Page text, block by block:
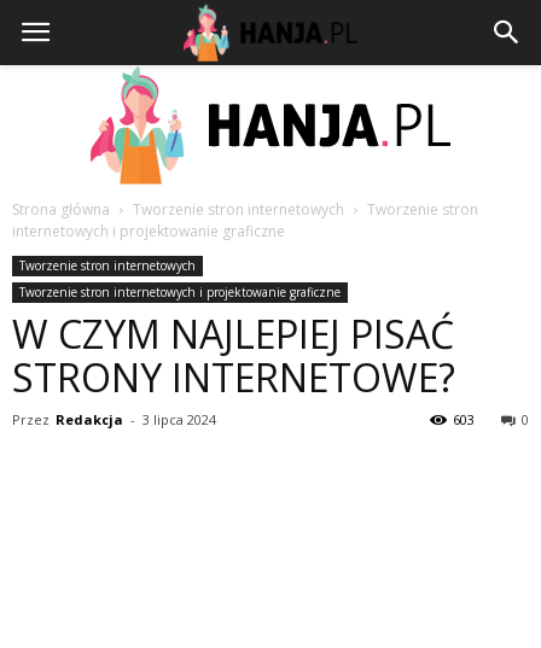
HANJA.PL
Strona główna Tworzenie stron internetowych
Tworzenie stron
internetowych i projektowanie graficzne
Tworzenie stron internetowych
Tworzenie stron internetowych i projektowanie graficzne
W CZYM NAJLEPIEJ PISAĆ
STRONY INTERNETOWE?
Przez Redakcja - 3 lipca 2024 0
603